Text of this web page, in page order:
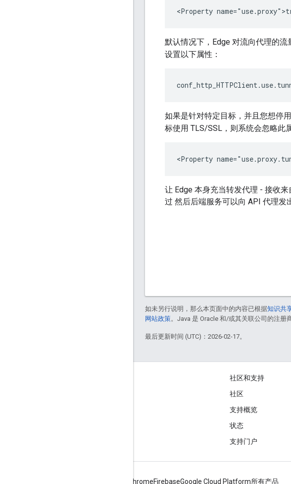
<Property
默认情况下，Edge 对流向代理的
设置以下属性：
如果是针对特定目标，并且您想停
标使用 TLS/SSL，则系统会忽略此
<Property
让 Edge 本身充当转发代理 - 接收
过 然后后端服务可以向 API 代理发
如未另行说明，那么本页面中的内容已根据知识共
网站政策。Java 是 Oracle 和/或其关联公司的注册
最后更新时间 (UTC)：2026-02-17。
社区和支持
社区
支持概览
状态
支持门户
ChromeFirebaseGoogle Cloud Platform所有产品